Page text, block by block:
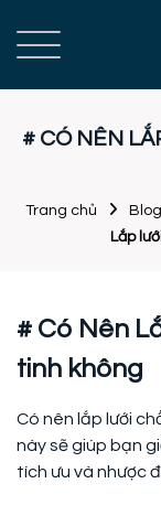
# CÓ NÊN
Trang chủ
Lắp
# Có Nên
tinh không
Có nên lắp lưới
này sẽ giúp bạn
tích ưu và nhược